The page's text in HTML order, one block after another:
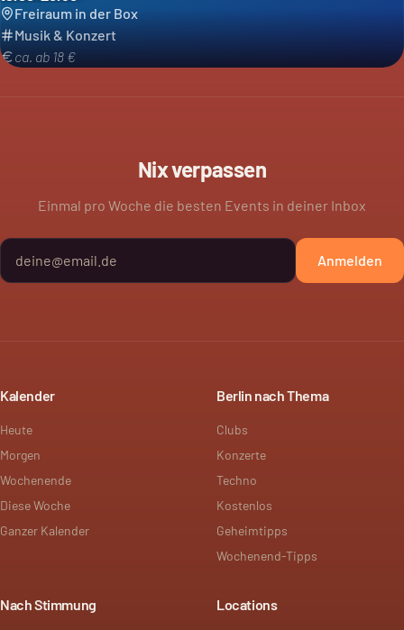
Freiraum in der Box
Musik & Konzert
ca. ab 18 €
Nix verpassen
Einmal pro Woche die besten Events in deiner Inbox
Anmelden
Kalender
Heute
Morgen
Wochenende
Diese Woche
Ganzer Kalender
Berlin nach Thema
Clubs
Konzerte
Techno
Kostenlos
Geheimtipps
Wochenend-Tipps
Nach Stimmung Locations